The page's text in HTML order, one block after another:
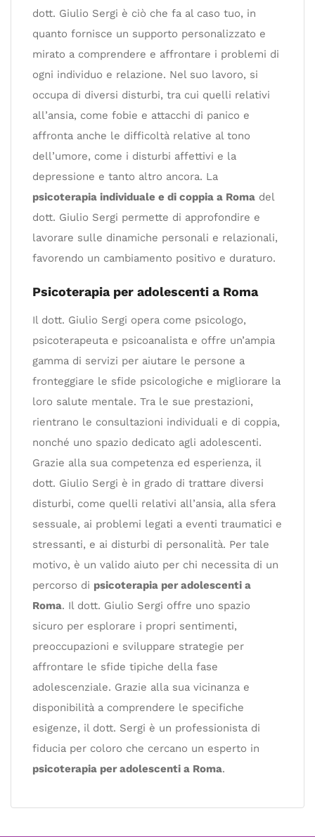
dott. Giulio Sergi è ciò che fa al caso tuo, in
quanto fornisce un supporto personalizzato e
mirato a comprendere e affrontare i problemi di
ogni individuo e relazione. Nel suo lavoro, si
occupa di diversi disturbi, tra cui quelli relativi
all’ansia, come fobie e attacchi di panico e
affronta anche le difficoltà relative al tono
dell’umore, come i disturbi affettivi e la
depressione e tanto altro ancora. La
psicoterapia individuale e di coppia a Roma del
dott. Giulio Sergi permette di approfondire e
lavorare sulle dinamiche personali e relazionali,
favorendo un cambiamento positivo e duraturo.
Psicoterapia per adolescenti a Roma
Il dott. Giulio Sergi opera come psicologo,
psicoterapeuta e psicoanalista e offre un’ampia
gamma di servizi per aiutare le persone a
fronteggiare le sfide psicologiche e migliorare la
loro salute mentale. Tra le sue prestazioni,
rientrano le consultazioni individuali e di coppia,
nonché uno spazio dedicato agli adolescenti.
Grazie alla sua competenza ed esperienza, il
dott. Giulio Sergi è in grado di trattare diversi
disturbi, come quelli relativi all’ansia, alla sfera
sessuale, ai problemi legati a eventi traumatici e
stressanti, e ai disturbi di personalità. Per tale
motivo, è un valido aiuto per chi necessita di un
percorso di psicoterapia per adolescenti a
Roma. Il dott. Giulio Sergi offre uno spazio
sicuro per esplorare i propri sentimenti,
preoccupazioni e sviluppare strategie per
affrontare le sfide tipiche della fase
adolescenziale. Grazie alla sua vicinanza e
disponibilità a comprendere le specifiche
esigenze, il dott. Sergi è un professionista di
fiducia per coloro che cercano un esperto in
psicoterapia per adolescenti a Roma.